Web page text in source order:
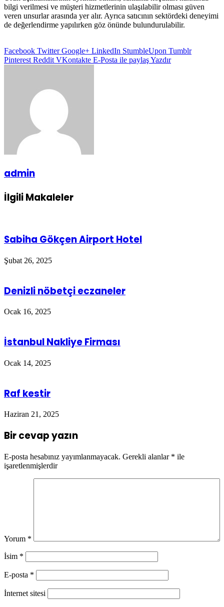
bilgi verilmesi ve müşteri hizmetlerinin ulaşılabilir olması güven
veren unsurlar arasında yer alır. Ayrıca satıcının sektördeki deneyimi
de değerlendirme yapılırken göz önünde bulundurulabilir.
Facebook Twitter Google+ LinkedIn StumbleUpon Tumblr
Pinterest Reddit VKontakte E-Posta ile paylaşYazdır
admin
İlgili Makaleler
Sabiha Gökçen Airport Hotel
Şubat 26, 2025
Denizli nöbetçi eczaneler
Ocak 16, 2025
İstanbul Nakliye Firması
Ocak 14, 2025
Raf kestir
Haziran 21, 2025
Bir cevap yazın
E-posta hesabınız yayımlanmayacak. Gerekli alanlar * ile
işaretlenmişlerdir
Yorum *
İsim *
E-posta *
İnternet sitesi